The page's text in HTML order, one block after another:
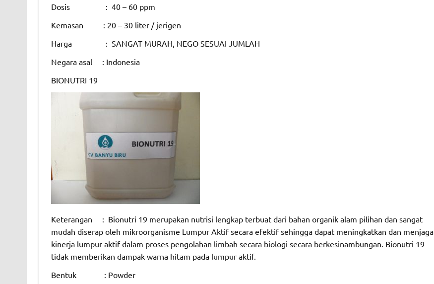
Dosis : 40 – 60 ppm
Kemasan : 20 – 30 liter / jerigen
Harga : SANGAT MURAH, NEGO SESUAI JUMLAH
Negara asal : Indonesia
BIONUTRI 19
Keterangan : Bionutri 19 merupakan nutrisi lengkap terbuat dari bahan organik alam pilihan dan sangat
mudah diserap oleh mikroorganisme Lumpur Aktif secara efektif sehingga dapat meningkatkan dan menjaga
kinerja lumpur aktif dalam proses pengolahan limbah secara biologi secara berkesinambungan. Bionutri 19
tidak memberikan dampak warna hitam pada lumpur aktif.
Bentuk : Powder